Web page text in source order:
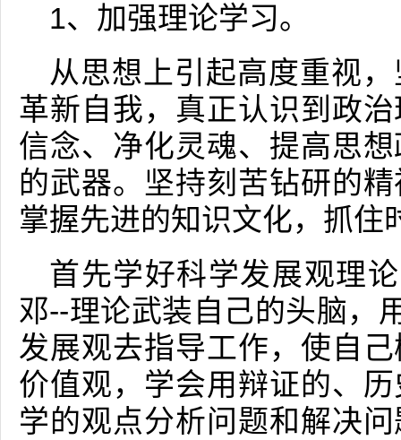
1、加强理论学习。
从思想上引起高度重视
革新自我，真正认识到政
信念、净化灵魂、提高思
的武器。坚持刻苦钻研的
掌握先进的知识文化，抓住
首先学好科学发展观理
邓--理论武装自己的头脑，
发展观去指导工作，使自
价值观，学会用辩证的、
学的观点分析问题和解决